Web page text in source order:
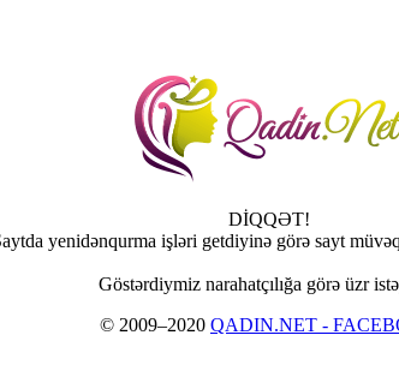
DİQQƏT!
yenidənqurma işləri getdiyinə görə sayt
Göstərdiymiz narahatçılığa görə üzr
© 2009–2020 QADIN.NET -